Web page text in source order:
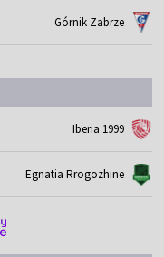
Górnik Zabrze
Iberia 1999
Egnatia Rrogozhine